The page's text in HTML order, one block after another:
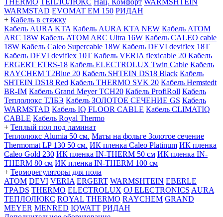
THERMO ТЕПЛОЛЮКС Нац. Комфорт WARMSHTEIN
WARMSTAD EVOMAT EM 150 РИДАН
+ Кабель в стяжку
Кабель AURA KTA Кабель AURA KTA NEW Кабель ATOM
ARC 18W Кабель ATOM ARC Ultra 16W Кабель CALEO cable
18W Кабель Caleo Supercable 18W Кабель DEVI deviflex 18T
Кабель DEVI deviflex 10T Кабель VERIA flexicable 20 Кабель
ERGERT ETRS-18 Кабель ELECTROLUX Twin Cable Кабель
RAYCHEM T2Blue 20 Кабель SHTEIN DS18 Black Кабель
SHTEIN DS18 Red Кабель THERMO SVK 20 Кабель Hemstedt
BR-IM Кабель Grand Meyer TCH20 Кабель ProfiRoll Кабель
Теплолюкс ТЛБЭ Кабель ЗОЛОТОЕ СЕЧЕНИЕ GS Кабель
WARMSTAD Кабель IQ FLOOR CABLE Кабель CLIMATIQ
CABLE Кабель Royal Thermo
+ Теплый пол под ламинат
Теплолюкс Alumia 50 см. Маты на фольге Золотое сечение
Thermomat LP 130 50 cм. ИК пленка Caleo Platinum ИК пленка
Caleo Gold 230 ИК пленка IN-THERM 50 см ИК пленка IN-
THERM 80 см ИК пленка IN-THERM 100 см
+ Терморегуляторы для пола
ATOM DEVI VERIA ERGERT WARMSHTEIN EBERLE
TPADS THERMO ELECTROLUX OJ ELECTRONICS AURA
ТЕПЛОЛЮКС ROYAL THERMO RAYCHEM GRAND
MEYER MENRED IQWATT РИДАН